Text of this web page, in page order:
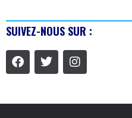
SUIVEZ-NOUS SUR :